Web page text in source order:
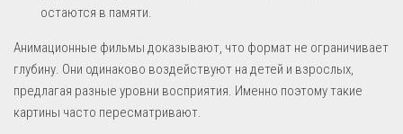
остаются в памяти.
Анимационные фильмы доказывают, что формат не ограничивает
глубину. Они одинаково воздействуют на детей и взрослых,
предлагая разные уровни восприятия. Именно поэтому такие
картины часто пересматривают.